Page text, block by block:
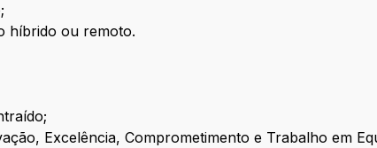
híbrido ou remoto.
Excelência, Comprometimento e Trabalho em